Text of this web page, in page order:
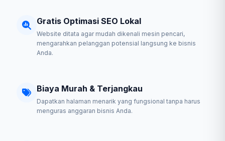
Gratis Optimasi SEO Lokal
Website ditata agar mudah dikenali mesin pencari,
mengarahkan pelanggan potensial langsung ke bisnis
Anda.
Biaya Murah & Terjangkau
Dapatkan halaman menarik yang fungsional tanpa harus
menguras anggaran bisnis Anda.